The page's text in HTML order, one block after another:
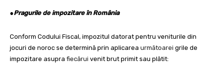
●Pragurile de impozitare în România
Conform Codului Fiscal, impozitul datorat pentru veniturile din
jocuri de noroc se determină prin aplicarea următoarei grile de
impozitare asupra fiecărui venit brut primit sau plătit: